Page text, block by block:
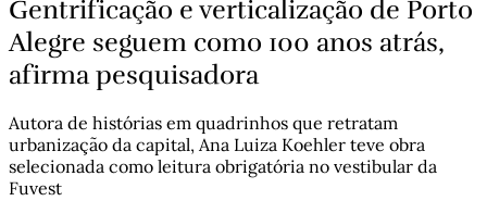
Gentrificação e verticalização de Porto
Alegre seguem como 100 anos atrás,
afirma pesquisadora
Autora de histórias em quadrinhos que retratam
urbanização da capital, Ana Luiza Koehler teve obra
selecionada como leitura obrigatória no vestibular da
Fuvest